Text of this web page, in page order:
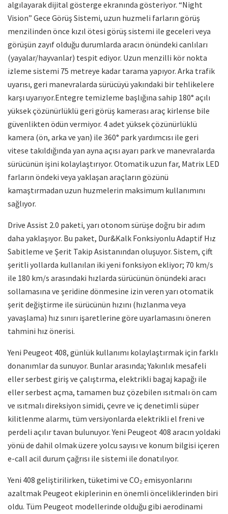
algılayarak dijital gösterge ekranında gösteriyor. “Night
Vision” Gece Görüş Sistemi, uzun huzmeli farların görüş
menzilinden önce kızıl ötesi görüş sistemi ile geceleri veya
görüşün zayıf olduğu durumlarda aracın önündeki canlıları
(yayalar/hayvanlar) tespit ediyor. Uzun menzilli kör nokta
izleme sistemi 75 metreye kadar tarama yapıyor. Arka trafik
uyarısı, geri manevralarda sürücüyü yakındaki bir tehlikelere
karşı uyarıyor.Entegre temizleme başlığına sahip 180° açılı
yüksek çözünürlüklü geri görüş kamerası araç kirlense bile
güvenlikten ödün vermiyor. 4 adet yüksek çözünürlüklü
kamera (ön, arka ve yan) ile 360° park yardımcısı ile geri
vitese takıldığında yan ayna açısı ayarı park ve manevralarda
sürücünün işini kolaylaştırıyor. Otomatik uzun far, Matrix LED
farların öndeki veya yaklaşan araçların gözünü
kamaştırmadan uzun huzmelerin maksimum kullanımını
sağlıyor.
Drive Assist 2.0 paketi, yarı otonom sürüşe doğru bir adım
daha yaklaşıyor. Bu paket, Dur&Kalk Fonksiyonlu Adaptif Hız
Sabitleme ve Şerit Takip Asistanından oluşuyor. Sistem, çift
şeritli yollarda kullanılan iki yeni fonksiyon ekliyor; 70 km/s
ile 180 km/s arasındaki hızlarda sürücünün önündeki aracı
sollamasına ve şeridine dönmesine izin veren yarı otomatik
şerit değiştirme ile sürücünün hızını (hızlanma veya
yavaşlama) hız sınırı işaretlerine göre uyarlamasını öneren
tahmini hız önerisi.
Yeni Peugeot 408, günlük kullanımı kolaylaştırmak için farklı
donanımlar da sunuyor. Bunlar arasında; Yakınlık mesafeli
eller serbest giriş ve çalıştırma, elektrikli bagaj kapağı ile
eller serbest açma, tamamen buz çözebilen ısıtmalı ön cam
ve ısıtmalı direksiyon simidi, çevre ve iç denetimli süper
kilitlenme alarmı, tüm versiyonlarda elektrikli el freni ve
perdeli açılır tavan bulunuyor. Yeni Peugeot 408 aracın yoldaki
yönü de dahil olmak üzere yolcu sayısı ve konum bilgisi içeren
e-call acil durum çağrısı ile sistemi ile donatılıyor.
Yeni 408 geliştirilirken, tüketimi ve CO₂ emisyonlarını
azaltmak Peugeot ekiplerinin en önemli önceliklerinden biri
oldu. Tüm Peugeot modellerinde olduğu gibi aerodinami